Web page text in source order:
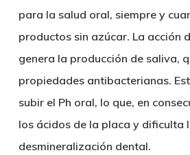
para la salud oral, siempre y
productos sin azúcar. La acción
genera la producción de saliva,
propiedades antibacterianas.
subir el Ph oral, lo que, en
los ácidos de la placa y dificulta
desmineralización dental.